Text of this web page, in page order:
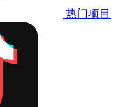
热门项目